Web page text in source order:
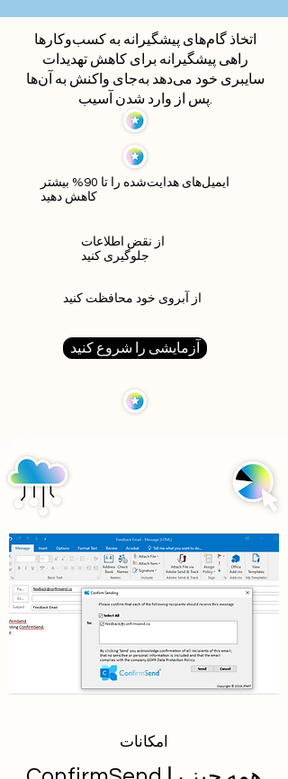
اتخاذ گام‌های پیشگیرانه به کسب‌وکارها
راهی پیشگیرانه برای کاهش تهدیدات
سایبری خود می‌دهد به‌جای واکنش به آن‌ها
ایمیل‌های هدایت‌شده را تا 90% بیشتر
کاهش دهید
از نقض اطلاعات
جلوگیری کنید
از آبروی خود محافظت کنید
آزمایشی را شروع کنید
امکانات